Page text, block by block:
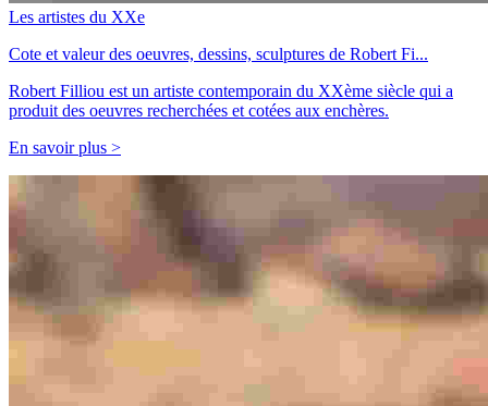
Les artistes du XXe
Cote et valeur des oeuvres, dessins, sculptures de Robert Fi...
Robert Filliou est un artiste contemporain du XXème siècle qui a
produit des oeuvres recherchées et cotées aux enchères.
En savoir plus >